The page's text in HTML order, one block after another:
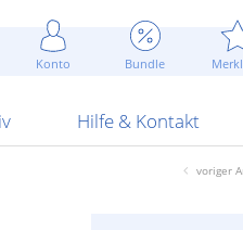
Konto Bundle
Attrappen Blitzschnell...
ARS Pirotecnia
Hilfe & Kontakt
AGB
voriger